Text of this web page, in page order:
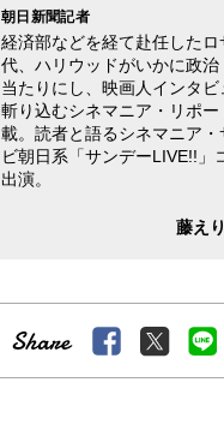
朝日新聞記者
経済部などを経て赴任した
代、ハリウッドがいかに政
当たりにし、映画人インタ
斬り込むシネマニア・リポ
載。読者と語るシネマニア
ビ朝日系「サンデーLIVE!!」
出演。
藤え